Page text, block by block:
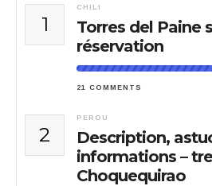
1
CHILI
Torres del Paine
réservation
21 COMMENTS
2
PEROU
Description,
informations –
Choquequirao